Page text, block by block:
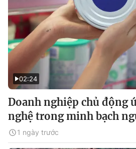
02:24
Doanh nghiệp chủ động
nghệ trong minh bạch
1 ngày trước